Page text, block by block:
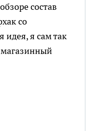
состав
со
я сам так